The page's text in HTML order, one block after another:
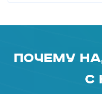
Почему
с